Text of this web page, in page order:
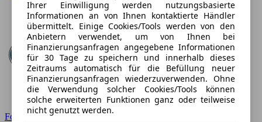
Ford
Ihrer Einwilligung werden nutzungsbasierte
Informationen an von Ihnen kontaktierte Händler
übermittelt. Einige Cookies/Tools werden von den
Anbietern verwendet, um von Ihnen bei
Finanzierungsanfragen angegebene Informationen
für 30 Tage zu speichern und innerhalb dieses
Zeitraums automatisch für die Befüllung neuer
Finanzierungsanfragen wiederzuverwenden. Ohne
die Verwendung solcher Cookies/Tools können
solche erweiterten Funktionen ganz oder teilweise
nicht genutzt werden.